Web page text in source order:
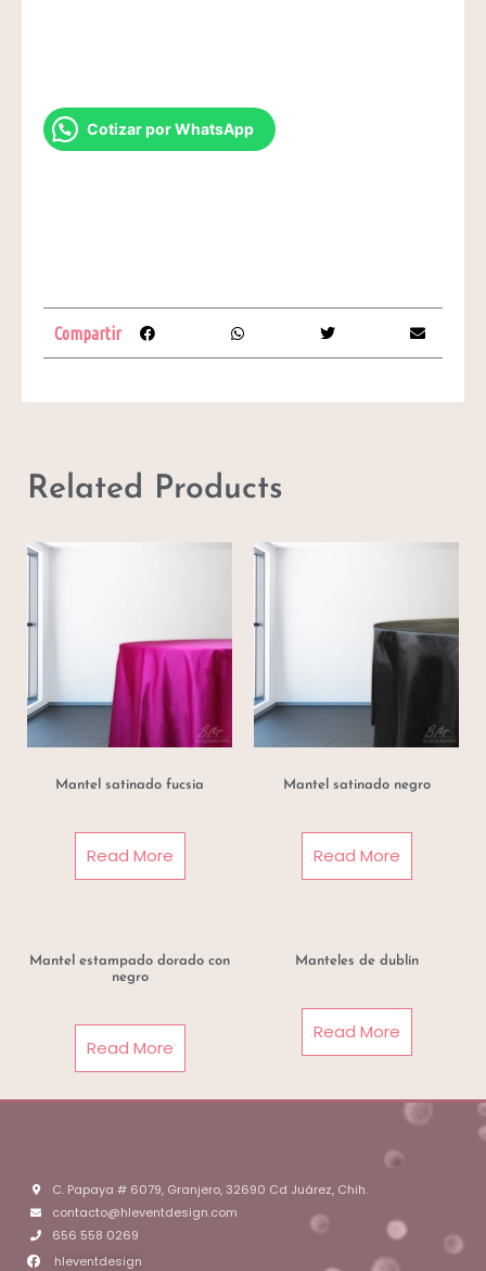
Cotizar por WhatsApp
Compartir
Related Products
Mantel satinado fucsia
Read More
Mantel satinado negro
Read More
Mantel estampado dorado con
negro
Read More
Manteles de dublín
Read More
C. Papaya # 6079, Granjero, 32690 Cd Juárez, Chih.
contacto@hleventdesign.com
656 558 0269
hleventdesign